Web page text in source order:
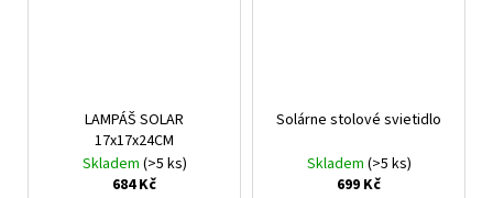
LAMPÁŠ SOLAR
17x17x24CM
Skladem (>5 ks)
684 Kč
Solárne stolové svietidlo
Skladem (>5 ks)
699 Kč